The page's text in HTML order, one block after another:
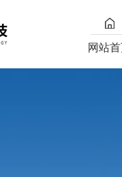
网站